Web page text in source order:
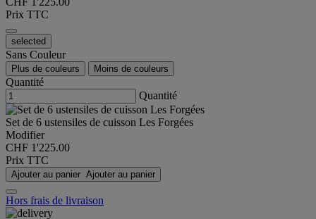
Prix TTC
selected
Sans Couleur
Plus de couleurs Moins de couleurs
Quantité
Quantité
Set de 6 ustensiles de cuisson Les Forgées
Modifier
CHF 1'225.00
Prix TTC
Ajouter au panier Ajouter au panier
Hors frais de livraison